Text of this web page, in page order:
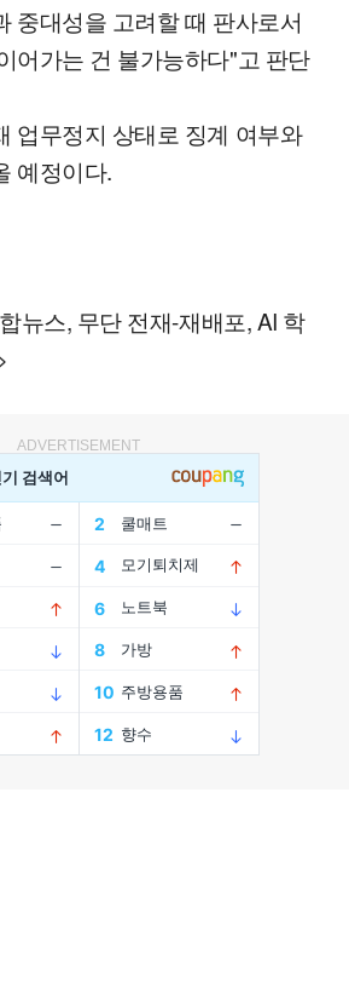
중대성을 고려할 때 판사로서
어가는 건 불가능하다"고 판단
업무정지 상태로 징계 여부와
예정이다.
뉴스, 무단 전재-재배포, AI 학
ADVERTISEMENT